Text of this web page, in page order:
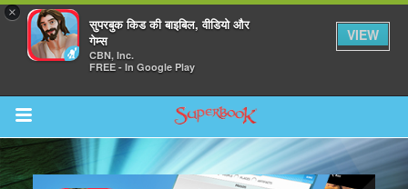
×
सुपरबुक किड की बाइबिल, वीडियो और
गेम्स
CBN, Inc.
FREE - In Google Play
VIEW
Return to Content